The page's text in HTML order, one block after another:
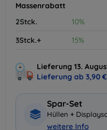
Massenrabatt
2Stck.
10%
3Stck.+
15%
Lieferung 13.
Lieferung ab 3,90 €
Spar-Set
Hüllen +
weitere Info